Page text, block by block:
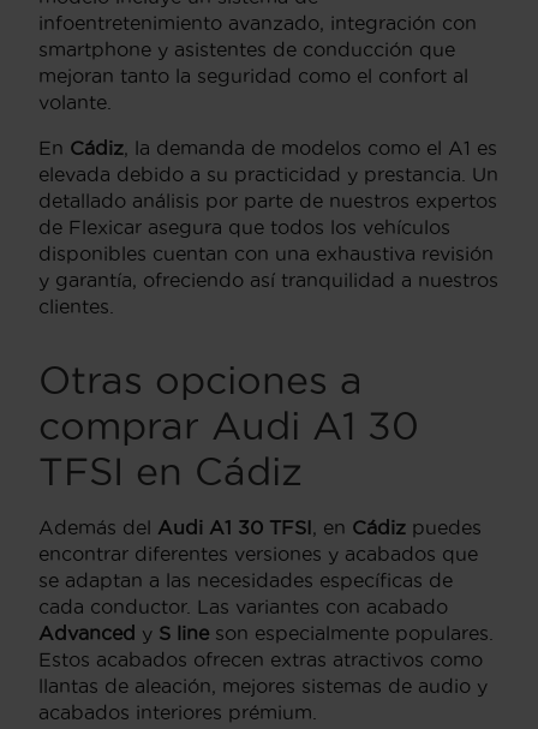
infoentretenimiento avanzado, integración con
smartphone y asistentes de conducción que
mejoran tanto la seguridad como el confort al
volante.
En Cádiz, la demanda de modelos como el A1 es
elevada debido a su practicidad y prestancia. Un
detallado análisis por parte de nuestros expertos
de Flexicar asegura que todos los vehículos
disponibles cuentan con una exhaustiva revisión
y garantía, ofreciendo así tranquilidad a nuestros
clientes.
Otras opciones a
comprar Audi A1 30
TFSI en Cádiz
Además del Audi A1 30 TFSI, en Cádiz puedes
encontrar diferentes versiones y acabados que
se adaptan a las necesidades específicas de
cada conductor. Las variantes con acabado
Advanced y S line son especialmente populares.
Estos acabados ofrecen extras atractivos como
llantas de aleación, mejores sistemas de audio y
acabados interiores prémium.